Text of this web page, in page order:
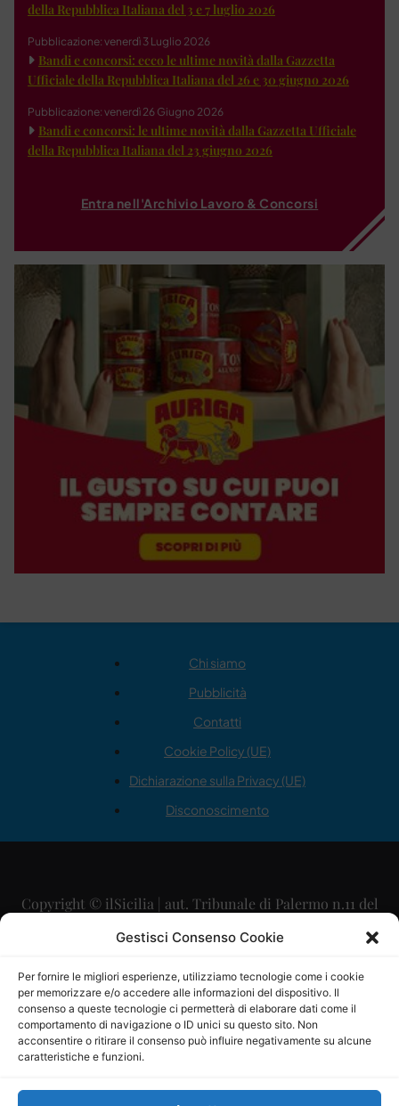
Gestisci Consenso Cookie
Per fornire le migliori esperienze, utilizziamo tecnologie come i cookie
per memorizzare e/o accedere alle informazioni del dispositivo. Il
consenso a queste tecnologie ci permetterà di elaborare dati come il
comportamento di navigazione o ID unici su questo sito. Non
acconsentire o ritirare il consenso può influire negativamente su alcune
caratteristiche e funzioni.
della Repubblica Italiana del 3 e 7 luglio 2026
Pubblicazione: venerdì 3 Luglio 2026
Bandi e concorsi: ecco le ultime novità dalla Gazzetta
Ufficiale della Repubblica Italiana del 26 e 30 giugno 2026
Pubblicazione: venerdì 26 Giugno 2026
Bandi e concorsi: le ultime novità dalla Gazzetta Ufficiale
della Repubblica Italiana del 23 giugno 2026
Entra nell'Archivio Lavoro & Concorsi
Chi siamo
Pubblicità
Contatti
Cookie Policy (UE)
Dichiarazione sulla Privacy (UE)
Disconoscimento
Copyright © ilSicilia | aut. Tribunale di Palermo n.11 del
29/09/2015
Direttore Editoriale: Maurizio Scaglione
Direttore Responsabile: Maria Calabrese